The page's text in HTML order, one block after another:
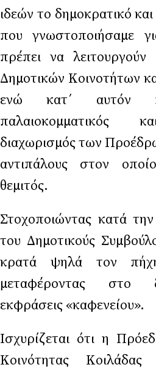
ιδεών το δημοκρατικό
που γνωστοποιήσαμε
πρέπει να
Δημοτικών Κοινοτήτων
ενώ κατ΄
παλαιοκομματικός
διαχωρισμός των
αντιπάλους στον
θεμιτός.
Στοχοποιώντας κατά
του Δημοτικούς
κρατά ψηλά τον
μεταφέροντας στο
εκφράσεις «καφενείου».
Ισχυρίζεται ότι η
Κοινότητας